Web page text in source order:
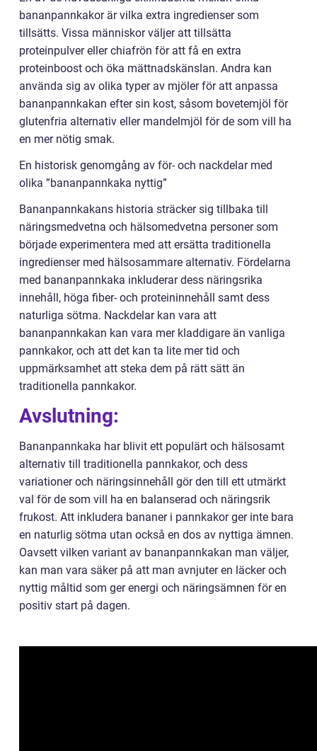
bananpannkakor är vilka extra ingredienser som
tillsätts. Vissa människor väljer att tillsätta
proteinpulver eller chiafrön för att få en extra
proteinboost och öka mättnadskänslan. Andra kan
använda sig av olika typer av mjöler för att anpassa
bananpannkakan efter sin kost, såsom bovetemjöl för
glutenfria alternativ eller mandelmjöl för de som vill ha
en mer nötig smak.
En historisk genomgång av för- och nackdelar med
olika ”bananpannkaka nyttig”
Bananpannkakans historia sträcker sig tillbaka till
näringsmedvetna och hälsomedvetna personer som
började experimentera med att ersätta traditionella
ingredienser med hälsosammare alternativ. Fördelarna
med bananpannkaka inkluderar dess näringsrika
innehåll, höga fiber- och proteininnehåll samt dess
naturliga sötma. Nackdelar kan vara att
bananpannkakan kan vara mer kladdigare än vanliga
pannkakor, och att det kan ta lite mer tid och
uppmärksamhet att steka dem på rätt sätt än
traditionella pannkakor.
Avslutning:
Bananpannkaka har blivit ett populärt och hälsosamt
alternativ till traditionella pannkakor, och dess
variationer och näringsinnehåll gör den till ett utmärkt
val för de som vill ha en balanserad och näringsrik
frukost. Att inkludera bananer i pannkakor ger inte bara
en naturlig sötma utan också en dos av nyttiga ämnen.
Oavsett vilken variant av bananpannkakan man väljer,
kan man vara säker på att man avnjuter en läcker och
nyttig måltid som ger energi och näringsämnen för en
positiv start på dagen.